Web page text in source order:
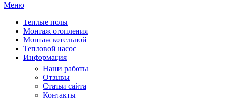
Меню
Теплые полы
Монтаж отопления
Монтаж котельной
Тепловой насос
Информация
Наши работы
Отзывы
Статьи сайта
Контакты